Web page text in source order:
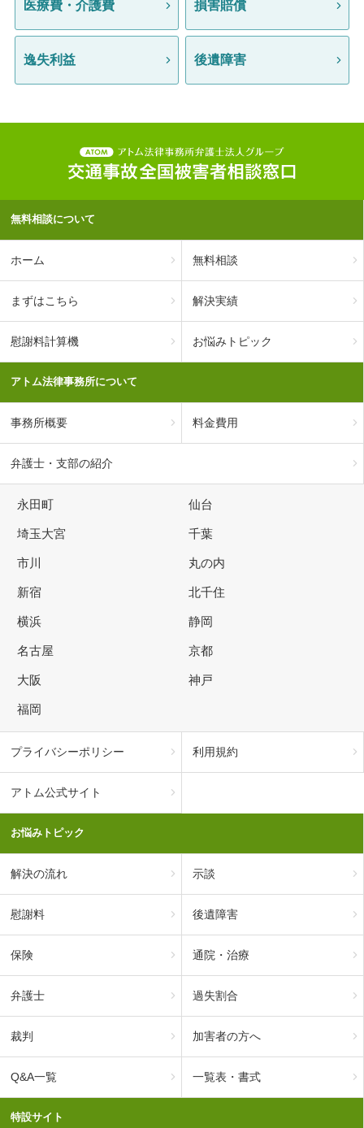
医療費・介護費 損害賠償
逸失利益 後遺障害
無料相談について
ホーム 無料相談
まずはこちら 解決実績
慰謝料計算機 お悩みトピック
アトム法律事務所について
事務所概要 料金費用
弁護士・支部の紹介
永田町 仙台
埼玉大宮 千葉
市川 丸の内
新宿 北千住
横浜 静岡
名古屋 京都
大阪 神戸
福岡
プライバシーポリシー 利用規約
アトム公式サイト
お悩みトピック
解決の流れ 示談
慰謝料 後遺障害
保険 通院・治療
弁護士 過失割合
裁判 加害者の方へ
Q&A一覧 一覧表・書式
特設サイト